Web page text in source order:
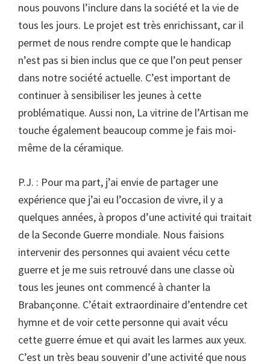
nous pouvons l’inclure dans la société et la vie de
tous les jours. Le projet est très enrichissant, car il
permet de nous rendre compte que le handicap
n’est pas si bien inclus que ce que l’on peut penser
dans notre société actuelle. C’est important de
continuer à sensibiliser les jeunes à cette
problématique. Aussi non, La vitrine de l’Artisan me
touche également beaucoup comme je fais moi-
même de la céramique.
P.J. : Pour ma part, j’ai envie de partager une
expérience que j’ai eu l’occasion de vivre, il y a
quelques années, à propos d’une activité qui traitait
de la Seconde Guerre mondiale. Nous faisions
intervenir des personnes qui avaient vécu cette
guerre et je me suis retrouvé dans une classe où
tous les jeunes ont commencé à chanter la
Brabançonne. C’était extraordinaire d’entendre cet
hymne et de voir cette personne qui avait vécu
cette guerre émue et qui avait les larmes aux yeux.
C’est un très beau souvenir d’une activité que nous